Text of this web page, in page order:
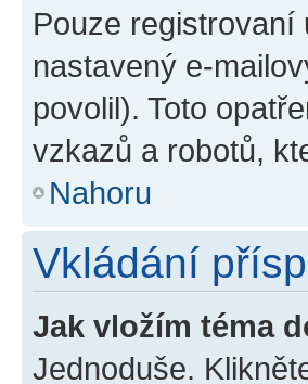
Pouze registrovaní
nastavený e-
povolil). Toto
vzkazů a robotů,
Nahoru
Vkládání
Jak vložím téma
Jednoduše.